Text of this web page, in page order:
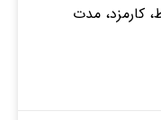
شرایط، کارمزد، مدت